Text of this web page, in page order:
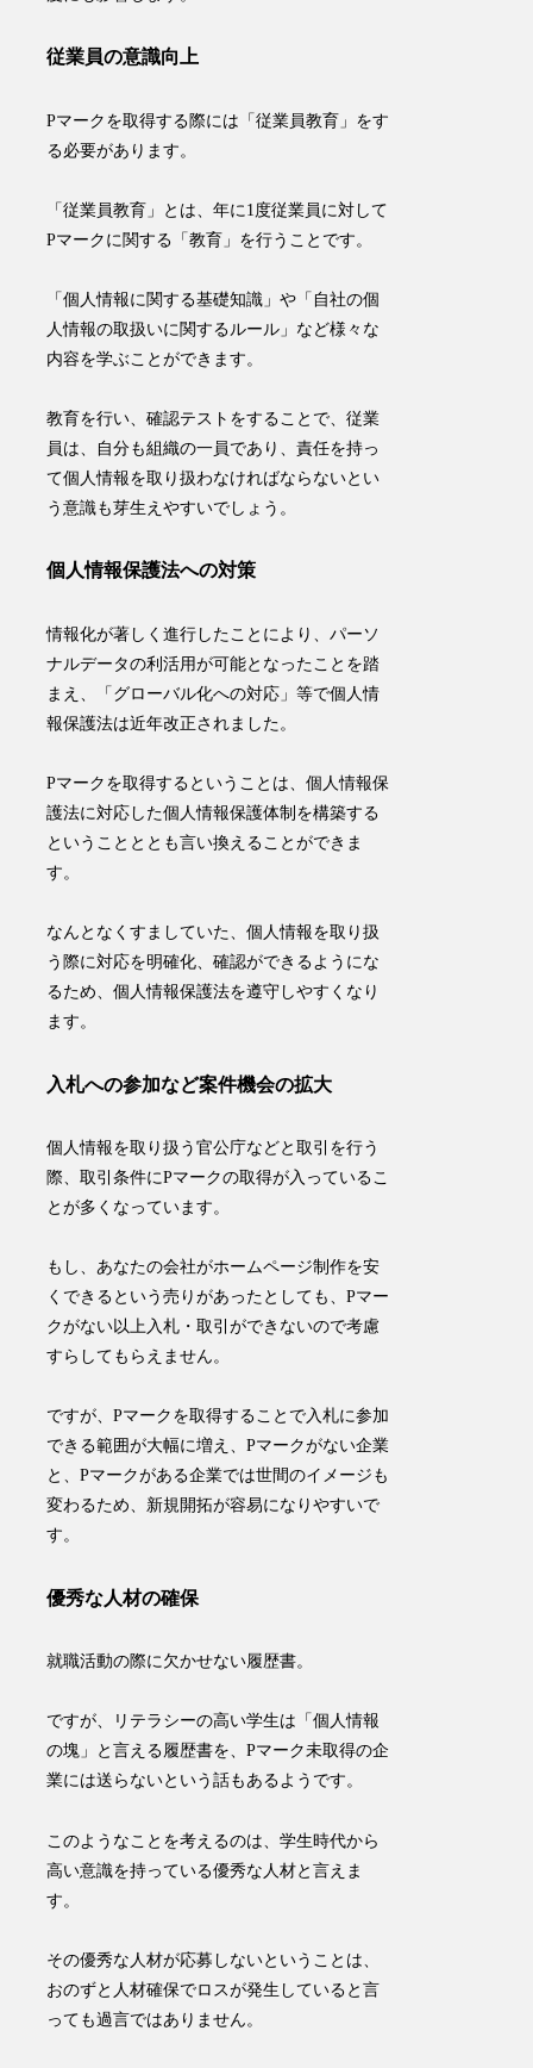
従業員の意識向上
Pマークを取得する際には「従業員教育 」をす
る必要があります。
「従業員教育」とは、年に1度従業員に対して
Pマークに関する「教育」を行う ことです。
「個人情報に関する基礎知識」や「自社の個
人情報の取扱いに関するルール」など様々な
内容を学ぶことができます。
教育を行い、確認テストをすることで、従業
員は、自分も組織の一員であり、責任を持っ
て個人情報を取り扱わなければならないとい
う意識も芽生えやすいでしょう。
個人情報保護法への対策
情報化が著しく進行したことにより、パーソ
ナルデータの利活用が可能となったことを踏
まえ、「グローバル化への対応」等で個人情
報保護法は近年改正されました。
Pマークを取得するということは、個人情報保
護法に対応した個人情報保護体制を構築する
ということととも言い換えることができま
す。
​なんとなくすましていた、個人情報を取り扱
う際に対応を明確化、確認ができるようにな
るため、個人情報保護法を遵守しやすくなり
ます。
入札への参加など案件機会の拡大
個人情報を取り扱う官公庁などと取引を行う
際、取引条件にPマークの取得が入っているこ
とが多くなっています。
もし、あなたの会社がホームページ制作を安
くできるという売りがあったとしても、Pマー
クがない以上入札・取引ができないので考慮
すらしてもらえません。
​ですが、Pマークを取得することで入札に参加
できる範囲が大幅に増え、Pマークがない企業
と、Pマークがある企業では世間のイメージも
変わるため、新規開拓が容易になりやすいで
す。
優秀な人材の確保
就職活動の際に欠かせない履歴書。
ですが、リテラシーの高い学生は「個人情報
の塊」と言える履歴書を、Pマーク未取得の企
業には送らないという話もあるようです。
このようなことを考えるのは、学生時代から
高い意識を持っている優秀な人材と言えま
す。
その優秀な人材が応募しないということは、
おのずと人材確保でロスが発生していると言
っても過言ではありません 。